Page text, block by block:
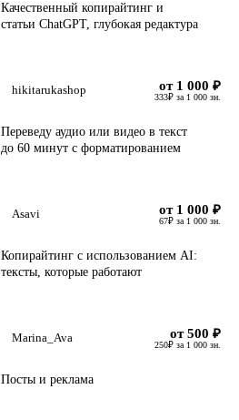
Качественный копирайтинг и
статьи ChatGPT, глубокая редактура
hikitarukashop от 1 000 ₽
333₽ за 1 000 зн.
Переведу аудио или видео в текст
до 60 минут с форматированием
Asavi от 1 000 ₽
67₽ за 1 000 зн.
Копирайтинг с использованием AI:
тексты, которые работают
Marina_Ava от 500 ₽
250₽ за 1 000 зн.
Посты и реклама